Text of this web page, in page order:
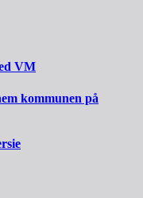
VM
kommunen på